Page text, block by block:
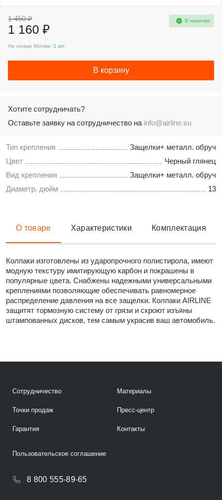
Тип крепления
Защелки+ металл. обруч
Цвет
Черный глянец
Вид крепления
Защелки+ металл. обруч
Диаметр, дюйм
13
1 450 ₽
1 160 ₽
В наличии
На складе Москва :1 шт.
В корзину
Хотите сотрудничать?
Оставьте заявку на сотрудничество на info@airline.su
О товаре Характеристики Комплектация
Колпаки изготовлены из ударопрочного полистирола, имеют
модную текстуру имитирующую карбон и покрашены в
популярные цвета. Снабжены надежными универсальными
креплениями позволяющие обеспечивать равномерное
распределение давления на все защелки. Колпаки AIRLINE
защитят тормозную систему от грязи и скроют изъяны
штампованных дисков, тем самым украсив ваш автомобиль.
Сотрудничество
Точки продаж
Гарантия
Материалы
Пресс-центр
Контакты
8 800 555-89-65
Пользовательское соглашение